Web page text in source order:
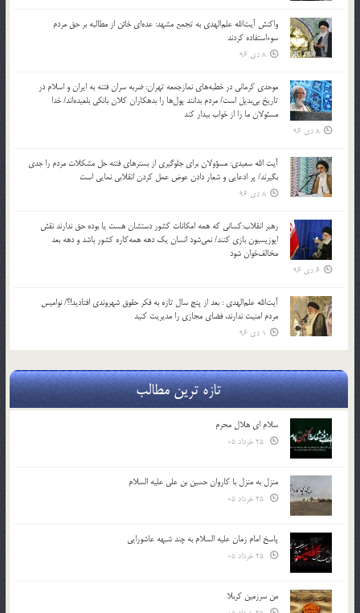
واکنش آیت‌الله علم‌الهدی به تجمع مشهد: عده‌ای خائن از مطالبه بر حق مردم
سوءاستفاده کردند
8 دی 96
موحدی کرمانی در خطبه‌های نمازجمعه تهران: ضربه‌ سران فتنه به ایران و اسلام در
تاریخ بی‌بدیل است/ مردم بدانند پول‌ها را بدهکاران کلان بانکی بلعیده‌اند/ خدا
مسئولان ما را از خواب بیدار کند
8 دی 96
آیت الله سعیدی: مسؤولان برای جلوگیری از بسترهای فتنه حل مشکلات مردم را جدی
بگیرند/ پر ادعایی و شعار دادن عوض عمل کردن انقلابی نمایی است
8 دی 96
رهبر انقلاب:کسانی که همه امکانات کشور دستشان هست یا بوده حق ندارند نقش
اپوزیسیون بازی کنند/ نمی‌شود انسان یک‌ دهه همه‌کاره کشور باشد و دهه بعد
مخالف‌خوان شود
6 دی 96
آیت‌الله علم‌الهدی : بعد از پنج سال تازه به فکر حقوق شهروندی افتادید!؟/ نوامیس
مردم امنیت ندارند، فضای مجازی را مدیریت کنید
1 دی 96
تازه ترین مطالب
سلام ای هلال محرم
منزل به منزل با کاروان حسین بن علی علیه السلام
پاسخ امام زمان علیه السلام به چند شبهه عاشورایی
من سرزمین کربلا